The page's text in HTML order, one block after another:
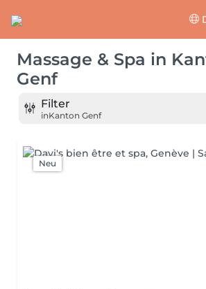
Massage & Spa in
Genf
Filter
inKanton Genf
Neu